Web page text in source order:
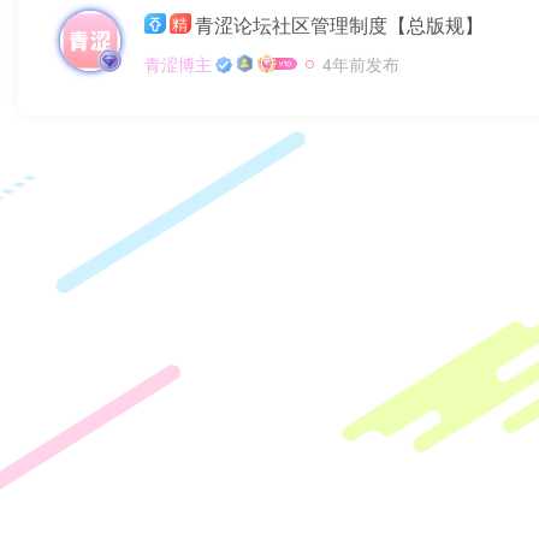
精 青涩论坛社区管理制度【总版规】
青涩博主 4年前发布